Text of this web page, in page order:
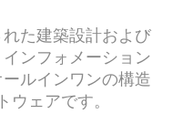
た建築設計および
ンフォメーション
ルインワンの構造
ウェアです。